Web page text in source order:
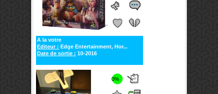
A la votre
Editeur : Edge Entertainment, Hor...
Date de sortie : 10-2016
0%